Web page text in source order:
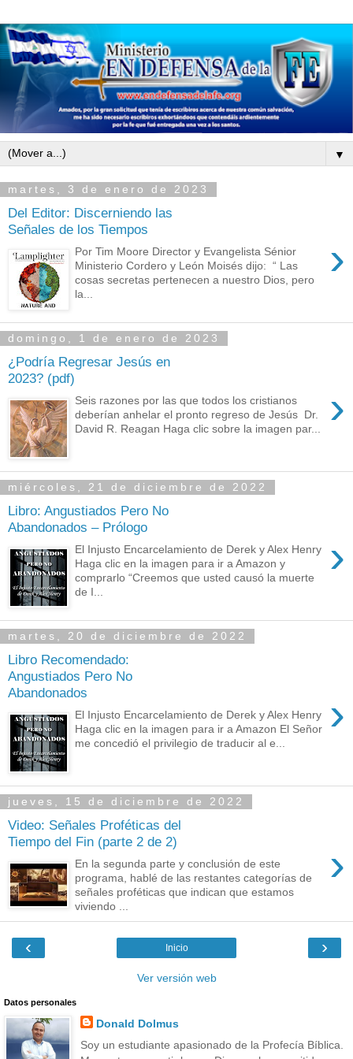
▼
martes, 3 de enero de 2023
Del Editor: Discerniendo las
Señales de los Tiempos
›
Por Tim Moore Director y Evangelista Sénior
Ministerio Cordero y León Moisés dijo: “ Las
cosas secretas pertenecen a nuestro Dios, pero
la...
domingo, 1 de enero de 2023
¿Podría Regresar Jesús en
2023? (pdf)
›
Seis razones por las que todos los cristianos
deberían anhelar el pronto regreso de Jesús Dr.
David R. Reagan Haga clic sobre la imagen par...
miércoles, 21 de diciembre de 2022
Libro: Angustiados Pero No
Abandonados – Prólogo
›
El Injusto Encarcelamiento de Derek y Alex Henry
Haga clic en la imagen para ir a Amazon y
comprarlo “Creemos que usted causó la muerte
de I...
martes, 20 de diciembre de 2022
Libro Recomendado:
Angustiados Pero No
Abandonados
›
El Injusto Encarcelamiento de Derek y Alex Henry
Haga clic en la imagen para ir a Amazon El Señor
me concedió el privilegio de traducir al e...
jueves, 15 de diciembre de 2022
Video: Señales Proféticas del
Tiempo del Fin (parte 2 de 2)
›
En la segunda parte y conclusión de este
programa, hablé de las restantes categorías de
señales proféticas que indican que estamos
viviendo ...
‹ ›
Inicio
Ver versión web
Datos personales
Donald Dolmus
Soy un estudiante apasionado de la Profecía Bíblica.